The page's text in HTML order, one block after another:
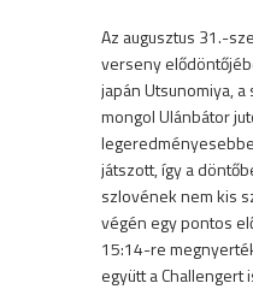
Az augusztus 31.-
verseny
japán Utsunomiya,
mongol Ulánbátor
játszott, így a
szlovének nem kis
végén egy pontos
15:14-re
együtt a Challengert